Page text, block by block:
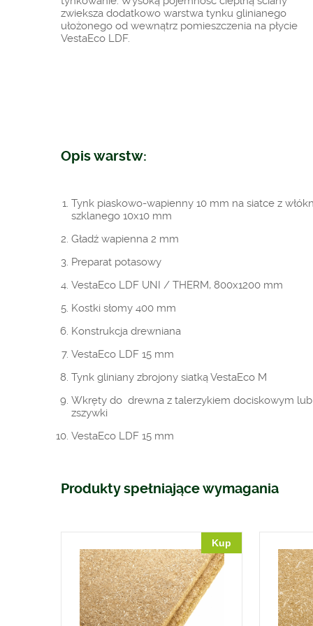
zwieksza dodatkowo warstwa tynku glinianego
ułożonego od wewnątrz pomieszczenia na płycie
VestaEco LDF.
Opis warstw:
Tynk piaskowo-wapienny 10 mm na siatce z
szklanego 10x10 mm
Gładź wapienna 2 mm
Preparat potasowy
VestaEco LDF UNI / THERM, 800x1200 mm
Kostki słomy 400 mm
Konstrukcja drewniana
VestaEco LDF 15 mm
Tynk gliniany zbrojony siatką VestaEco M
Wkręty do drewna z talerzykiem dociskowym lub
zszywki
VestaEco LDF 15 mm
Produkty spełniające wymagania
Kup